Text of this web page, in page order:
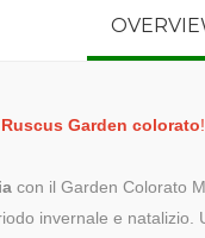
Ruscus Garden colorato!
con il Garden Colorato
invernale e